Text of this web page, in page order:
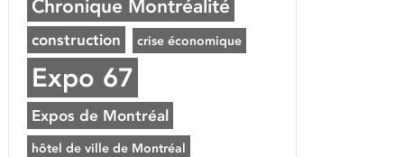
Chronique Montréalité
construction crise économique
Expo 67
Expos de Montréal
hôtel de ville de Montréal